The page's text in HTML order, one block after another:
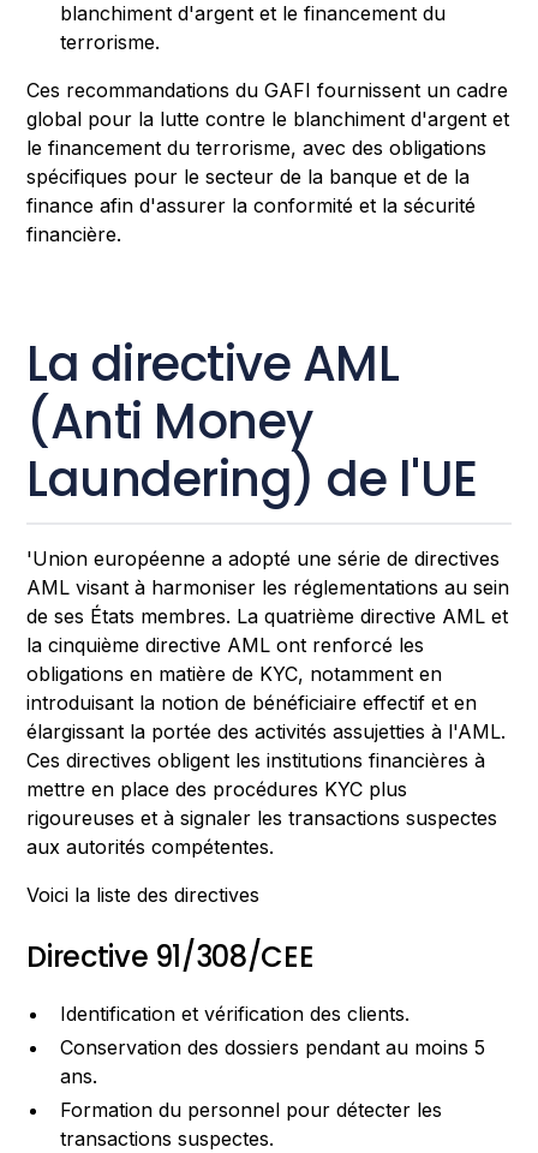
blanchiment d'argent et le financement du
terrorisme.
Ces recommandations du GAFI fournissent un cadre
global pour la lutte contre le blanchiment d'argent et
le financement du terrorisme, avec des obligations
spécifiques pour le secteur de la banque et de la
finance afin d'assurer la conformité et la sécurité
financière.
La directive AML
(Anti Money
Laundering) de l'UE
'Union européenne a adopté une série de directives
AML visant à harmoniser les réglementations au sein
de ses États membres. La quatrième directive AML et
la cinquième directive AML ont renforcé les
obligations en matière de KYC, notamment en
introduisant la notion de bénéficiaire effectif et en
élargissant la portée des activités assujetties à l'AML.
Ces directives obligent les institutions financières à
mettre en place des procédures KYC plus
rigoureuses et à signaler les transactions suspectes
aux autorités compétentes.
Voici la liste des directives
Directive 91/308/CEE
Identification et vérification des clients.
Conservation des dossiers pendant au moins 5
ans.
Formation du personnel pour détecter les
transactions suspectes.